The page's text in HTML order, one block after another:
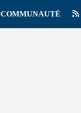
COMMUNAUTÉ